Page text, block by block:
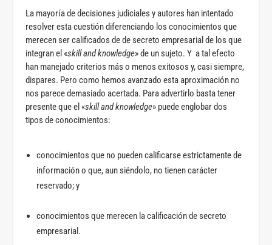
La mayoría de decisiones judiciales y autores han intentado
resolver esta cuestión diferenciando los conocimientos que
merecen ser calificados de de secreto empresarial de los que
integran el «skill and knowledge» de un sujeto. Y a tal efecto
han manejado criterios más o menos exitosos y, casi siempre,
dispares. Pero como hemos avanzado esta aproximación no
nos parece demasiado acertada. Para advertirlo basta tener
presente que el «skill and knowledge» puede englobar dos
tipos de conocimientos:
conocimientos que no pueden calificarse estrictamente de
información o que, aun siéndolo, no tienen carácter
reservado; y
conocimientos que merecen la calificación de secreto
empresarial.